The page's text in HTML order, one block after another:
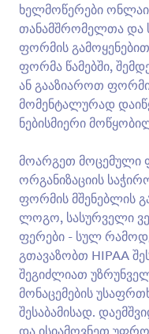
ხელმოწერები
თანამშრომელთა და
ფორმის
ფორმა წამებში,
ან გააზიაროთ
მომენტალურად
ნებისმიერი
მოარგეთ მოცემული
ორგანიზაციის
ფორმის მშენებლის
ლოგო, სასურველი
ფერები - სულ
გთავაზობთ HIPAA
შეგიძლიათ
მონაცემების
შესაბამისად.
და ისიამოვნეთ
ავტომატურად
დაჯავშნილ
რათა არ მოხდეს
შეგიძლიათ
დამატებითი
მოარგოთ დიზაინი
მონაცემები მესამე
როგირცაა Google
და Slack ჩვენი
პაციენტების მიერ
JotForm-ის "კოვიდ-
დაჯავშნის ფორმის
კოვიდ-19 ფაზა 1ა
ფორმა
დისტრიბუტორების
ვაქცინაციის